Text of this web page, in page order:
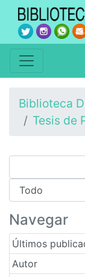
Biblioteca
Tesis de
Navegar
Últimos
Autor